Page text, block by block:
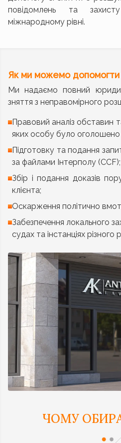
повідомлень та
міжнародному рівні.
Як ми можемо допомогти
Ми надаємо повний
зняття з неправомірного
Правовий аналіз обставин
яких особу було
Підготовку та подання
за файлами Інтерполу (CCF);
Збір і подання доказів
клієнта;
Оскарження політично
Забезпечення локального
судах та інстанціях різного
ЧОМУ